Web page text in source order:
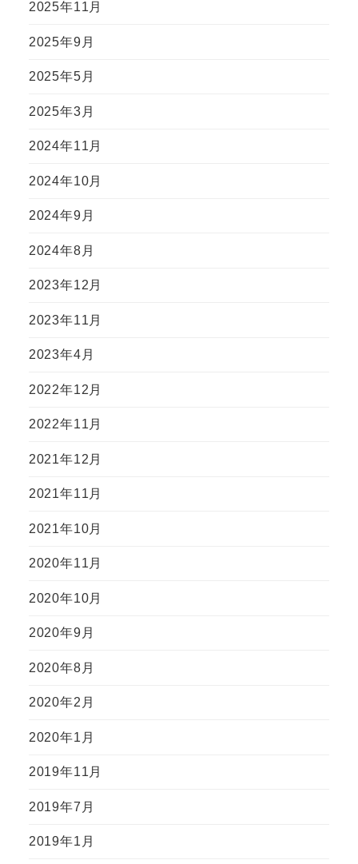
2025年11月
2025年9月
2025年5月
2025年3月
2024年11月
2024年10月
2024年9月
2024年8月
2023年12月
2023年11月
2023年4月
2022年12月
2022年11月
2021年12月
2021年11月
2021年10月
2020年11月
2020年10月
2020年9月
2020年8月
2020年2月
2020年1月
2019年11月
2019年7月
2019年1月